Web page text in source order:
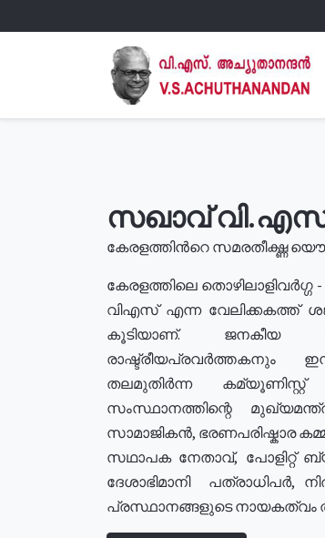
സഖാവ്
കേരളത്തിൻറെ സമരതീക്ഷ്ണ
കേരളത്തിലെ
വിഎസ് എന്ന വേലിക്കകത്ത്
കൂടിയാണ്. ജനകീയ
രാഷ്ട്രീയപ്രവർത്തകനും
തലമുതിർന്ന
സംസ്ഥാനത്തിന്റെ
സാമാജികൻ, ഭരണപരിഷ്കാര
സഥാപക നേതാവ്, പോളിറ്റ്
ദേശാഭിമാനി
പ്രസ്ഥാനങ്ങളുടെ നായകത്വം